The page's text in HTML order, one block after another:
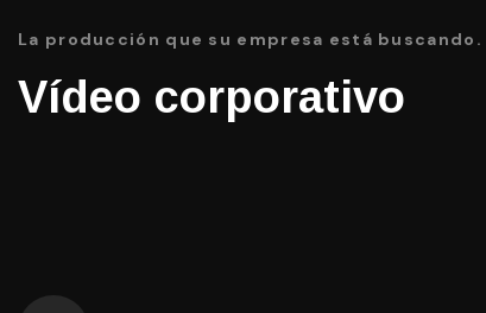
La producción que su empresa está buscando.
Vídeo corporativo